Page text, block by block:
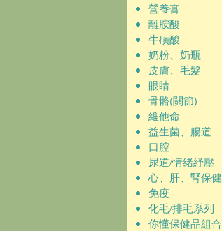
營養膏
離胺酸
牛磺酸
奶粉、奶瓶
皮膚、毛髮
眼睛
骨骼(關節)
維他命
益生菌、腸道
口腔
尿道/情緒紓壓
心、肝、腎保健
免疫
化毛/排毛系列
你懂保健品組合